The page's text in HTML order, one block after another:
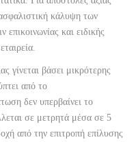
κάλυψη των
και ειδικής
γίνεται βάσει μικρότερης
από το
δεν υπερβαίνει το
σε μετρητά μέσα σε 5
από την επιτροπή επίλυσης